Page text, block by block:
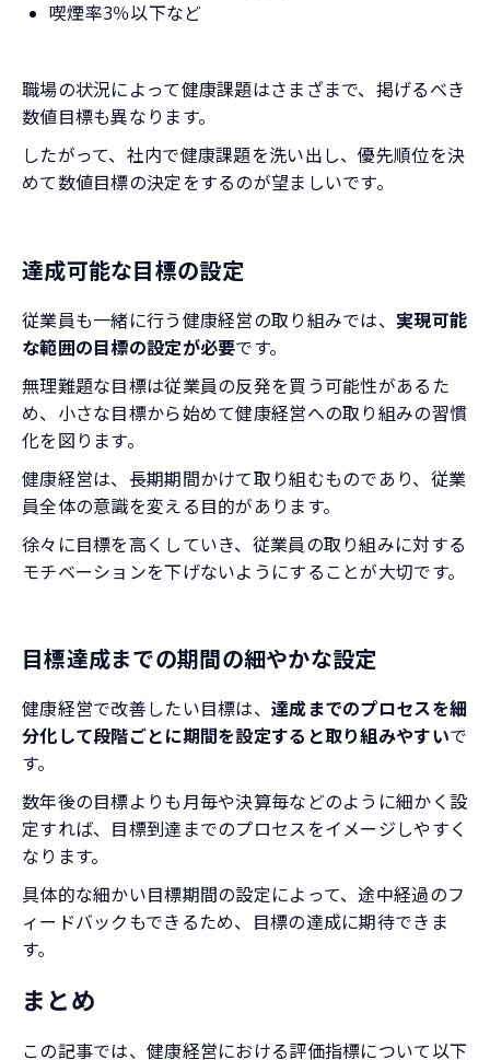
喫煙率3％以下など
職場の状況によって健康課題はさまざまで、掲げるべき
数値目標も異なります。
したがって、社内で健康課題を洗い出し、優先順位を決
めて数値目標の決定をするのが望ましいです。
達成可能な目標の設定
従業員も一緒に行う健康経営の取り組みでは、 実現可能
な範囲の目標の設定が必要です。
無理難題な目標は従業員の反発を買う可能性があるた
め、小さな目標から始めて健康経営への取り組みの習慣
化を図ります。
健康経営は、長期期間かけて取り組むものであり、従業
員全体の意識を変える目的があります。
徐々に目標を高くしていき、従業員の取り組みに対する
モチベーションを下げないようにすることが大切です。
目標達成までの期間の細やかな設定
健康経営で改善したい目標は、達成までのプロセスを細
分化して段階ごとに期間を設定すると取り組みやすいで
す。
数年後の目標よりも月毎や決算毎などのように細かく設
定すれば、目標到達までのプロセスをイメージしやすく
なります。
具体的な細かい目標期間の設定によって、途中経過のフ
ィードバックもできるため、目標の達成に期待できま
す。
まとめ
この記事では、健康経営における評価指標について以下